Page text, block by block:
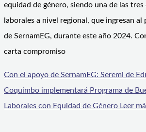
equidad de género, siendo una de las tres
laborales a nivel regional, que ingresan al
de SernamEG, durante este año 2024.
carta compromiso
Con el apoyo de SernamEG: Seremi de
Coquimbo implementará Programa de
Laborales con Equidad de Género Leer